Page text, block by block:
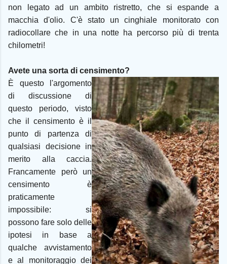
non legato ad un ambito ristretto, che si espande a
macchia d'olio. C'è stato un cinghiale monitorato con
radiocollare che in una notte ha percorso più di trenta
chilometri!
Avete una sorta di censimento?
È questo l'argomento
di discussione di
questo periodo, visto
che il censimento è il
punto di partenza di
qualsiasi decisione in
merito alla caccia.
Francamente però un
censimento è
praticamente
impossibile: si
possono fare solo delle
ipotesi in base a
qualche avvistamento
e al monitoraggio dei